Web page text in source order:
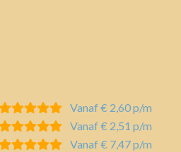
Vanaf € 2,60 p/m
Vanaf € 2,51 p/m
Vanaf € 7,47 p/m